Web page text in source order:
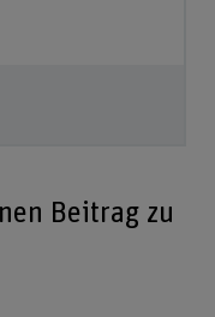
Beitrag zu